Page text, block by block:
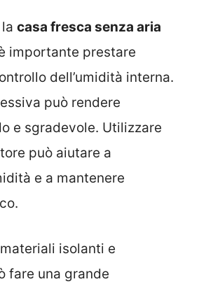
casa fresca senza aria
importante prestare
dell’umidità interna.
può rendere
e sgradevole. Utilizzare
può aiutare a
e a mantenere
isolanti e
fare una grande